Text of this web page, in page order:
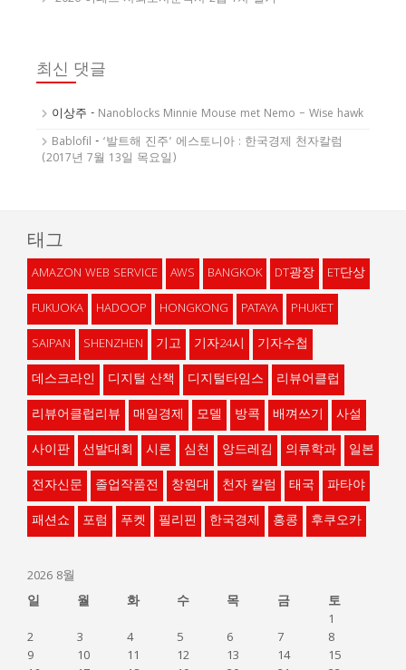
최신 댓글
이상주 - Nanoblocks Minnie Mouse met Nemo – Wise hawk
Bablofil - ‘발트해 진주’ 에스토니아 : 한국경제 천자칼럼
(2017년 7월 13일 목요일)
태그
AMAZON WEB SERVICE AWS BANGKOK DT광장
ET단상
FUKUOKA
HADOOP HONGKONG PATAYA
PHUKET
SAIPAN
SHENZHEN 기고 기자24시
기자수첩
데스크라인
디지털 산책 디지털타임스
리뷰어클럽
리뷰어클럽리뷰
매일경제 모델 방콕 배껴쓰기
사설
사이판
선발대회 시론 심천 앙드레김 의류학과
일본
전자신문
졸업작품전 창원대 천자 칼럼 태국
파타야
패션쇼
포럼 푸켓 필리핀 한국경제 홍콩 후쿠오카
2026 8월
일
월 화 수 목 금
토
1
2
3 4 5 6 7
8
9
10 11 12 13 14
15